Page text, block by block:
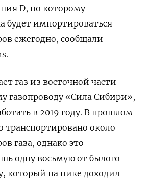
D, по которому
будет импортироваться
ежегодно, сообщали
газ из восточной части
газопроводу «Сила Сибири»,
в 2019 году. В прошлом
транспортировано около
газа, однако это
одну восьмую от былого
который на пике доходил